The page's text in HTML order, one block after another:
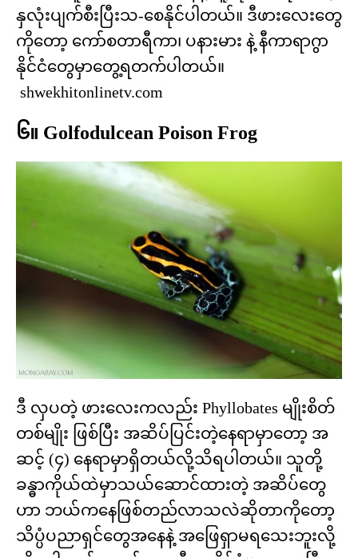
နှလုံးပျက်စီးပြီးသ-စေနိုင်ပါတယ်။ ဒီဖားလေးတွေ
ကိုတော့ ကော်စတာရီကာ၊ ပနားမား နဲ့ နီကာရာဂွာ
နိုင်ငံတွေမှာတွေ့ရတက်ပါတယ်။
shwekhitonlinetv.com
၆။ Golfodulcean Poison Frog
ဒီ လှပတဲ့ ဖားလေးကလည်း Phyllobates မျိုးစိတ်
တစ်မျိုး ဖြစ်ပြီး အဆိပ်ပြင်းတဲ့နေရာမှာတော့ အ
ဆင့် (၄) နေရာမှာရှိတယ်လို့သိရပါတယ်။ သူတို့
ခန္ဓာကိုယ်ထဲမှာသယ်ဆောင်ထားတဲ့ အဆိပ်တွေ
ဟာ ဘယ်ကနေဖြစ်တည်လာသလဲဆိုတာကိုတော့
သိပ္ပံပညာရှင်တွေအနေနဲ့ အဖြေရှာမရသေးဘူးလို့